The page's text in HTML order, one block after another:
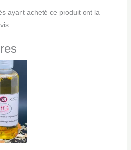
ayant acheté ce produit ont la